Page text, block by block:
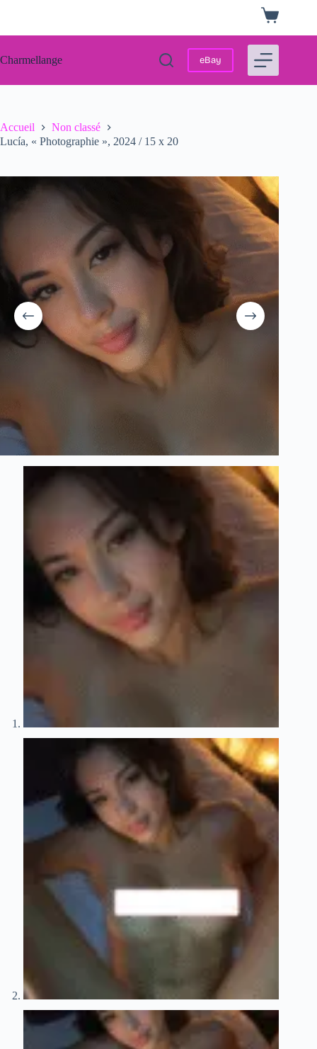
Panier
d’achat
Charmellange eBay
Accueil
Non classé
Lucía, « Photographie », 2024 / 15 x 20